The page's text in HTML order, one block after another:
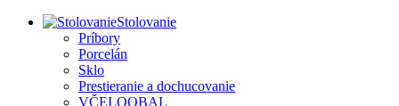
Stolovanie
Príbory
Porcelán
Sklo
Prestieranie a dochucovanie
VČELOOBAL